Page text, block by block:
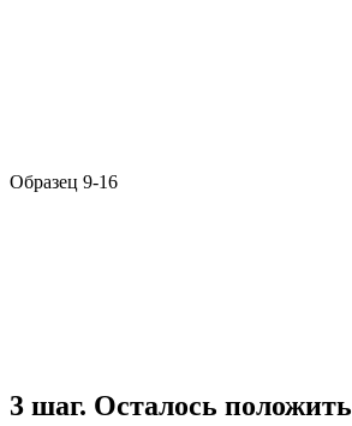
Образец 9-16
3 шаг. Осталось